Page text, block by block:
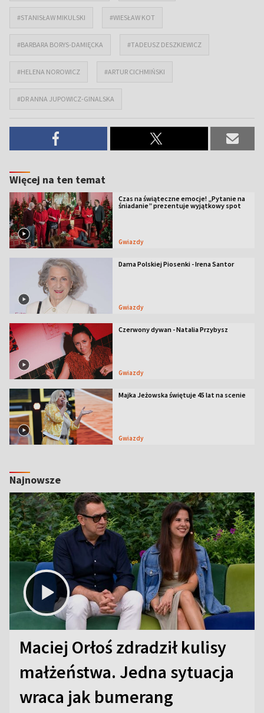
#STANISŁAW MIKULSKI #WIESŁAW KOT
#BARBARA BORYS-DAMIĘCKA #TADEUSZ DESZKIEWICZ
#HELENA NOROWICZ #ARTUR CICHMIŃSKI
#DR ANNA JUPOWICZ-GINALSKA
Więcej na ten temat
Czas na świąteczne emocje! „Pytanie na
śniadanie” prezentuje wyjątkowy spot
Gwiazdy
Dama Polskiej Piosenki - Irena Santor
Gwiazdy
Czerwony dywan - Natalia Przybysz
Gwiazdy
Majka Jeżowska świętuje 45 lat na scenie
Gwiazdy
Najnowsze
Maciej Orłoś zdradził kulisy
małżeństwa. Jedna sytuacja
wraca jak bumerang